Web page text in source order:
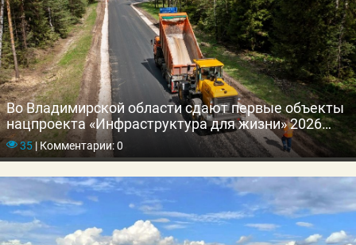
Во Владимирской области сдают первые объекты
нацпроекта «Инфраструктура для жизни» 2026
года
35|Комментарии: 0